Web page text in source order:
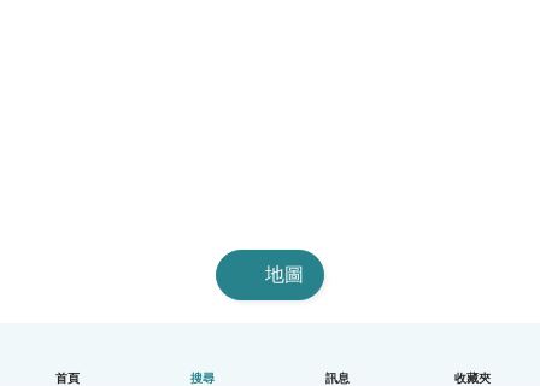
首頁 搜尋 訊息 收藏夾
地圖